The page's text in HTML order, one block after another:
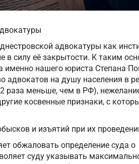
адвокатуры как
в силу её закрытости. К таким
именно нашего юриста Степана
адвокатов на душу населения в
раза меньше, чем в РФ),
косвенные признаки, с
и изъятий при их
обжаловать определение суда о
суду указывать